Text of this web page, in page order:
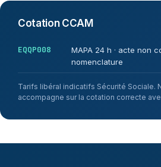
Cotation CCAM
EQQP008
MAPA 24 h · acte non
nomenclature
Tarifs libéral indicatifs Sécurité Sociale.
accompagne sur la cotation correcte